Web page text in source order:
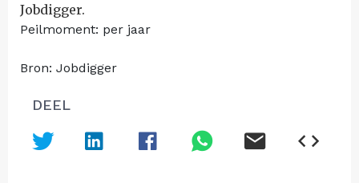
Jobdigger.
Peilmoment: per jaar
Bron: Jobdigger
DEEL